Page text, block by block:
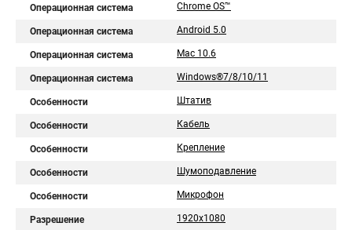
Операционная система Chrome OS™
Операционная система Android 5.0
Операционная система Mac 10.6
Операционная система Windows®7/8/10/11
Особенности Штатив
Особенности Кабель
Особенности Крепление
Особенности Шумоподавление
Особенности Микрофон
Разрешение 1920х1080